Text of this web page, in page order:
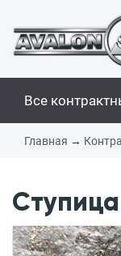
Все
Главная →
Ступица